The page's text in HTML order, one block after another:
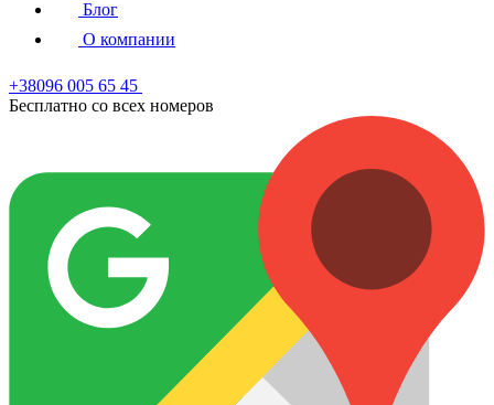
Блог
О компании
+38096 005 65 45
Бесплатно со всех номеров